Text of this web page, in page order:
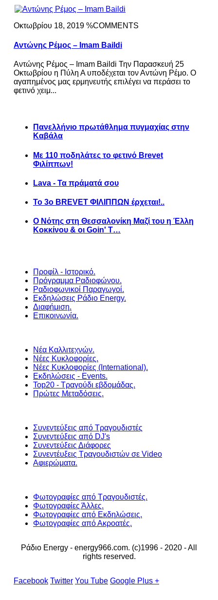
Οκτωβρίου 18, 2019 %COMMENTS
Αντώνης Ρέμος – Imam Baildi
Αντώνης Ρέμος – Imam Baildi Την Παρασκευή 25
Οκτωβρίου η Πύλη Α υποδέχεται τον Αντώνη Ρέμο. Ο
αγαπημένος μας ερμηνευτής επιλέγει να περάσει το
φετινό χειμ...
Πανελλήνιο πρωτάθλημα πυγμαχίας στην
Καβάλα
Με 110 ποδηλάτες το φετινό Brevet
Φιλίππων!
Lava - Τα πράματά σου
Το 3ο BREVET ΦΙΛΙΠΠΩΝ έρχεται!..
Ο Νότης στη Θεσσαλονίκη Μαζί του η Έλλη
Κοκκίνου & οι Goin' T…
Προφίλ - Ιστορικό.
Πρόγραμμα Ραδιοφώνου.
Ραδιοφωνικοί Παραγωγοί.
Εκδηλώσεις Ράδιο Energy.
Διαφήμιση.
Επικοινωνία.
Νέα Καλλιτεχνών.
Νέες Κυκλοφορίες.
Νέες Κυκλοφορίες (International).
Εκδηλώσεις - Events.
Top20 - Τραγούδι εβδομάδας.
Πρώτες Μεταδόσεις.
Συνεντεύξεις από Τραγουδιστές
Συνεντεύξεις από DJ's
Συνεντεύξεις Διάφορες
Συνεντέυξεις Τραγουδιστών σε Video
Αφιερώματα.
Φωτογραφίες από Τραγουδιστές.
Φωτογραφίες Άλλες.
Φωτογραφίες από Εκδηλώσεις.
Φωτογραφίες από Ακροατές.
Ράδιο Energy - energy966.com. (c)1996 - 2020 - All
rights reserved.
Facebook Twitter You Tube Google Plus +